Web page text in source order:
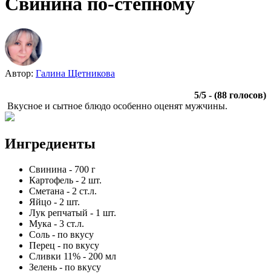
Автор: Галина Щетникова
5/5 - (88 голосов)
Вкусное и сытное блюдо особенно оценят мужчины.
Ингредиенты
Свинина - 700 г
Картофель - 2 шт.
Сметана - 2 ст.л.
Яйцо - 2 шт.
Лук репчатый - 1 шт.
Мука - 3 ст.л.
Соль - по вкусу
Перец - по вкусу
Сливки 11% - 200 мл
Зелень - по вкусу